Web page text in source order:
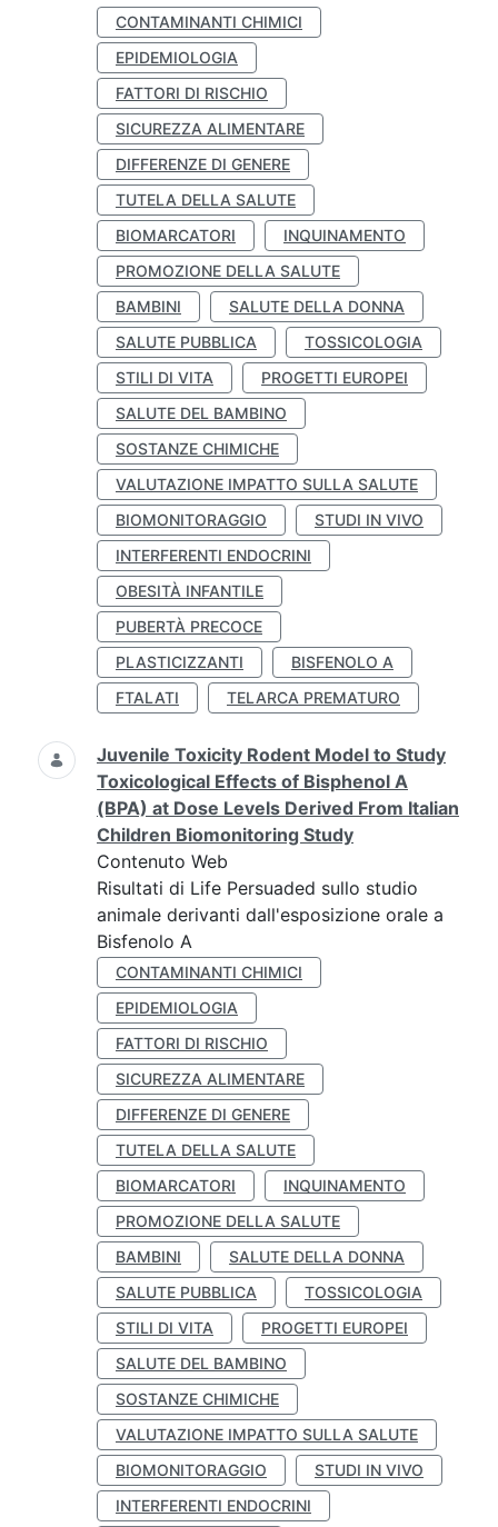
CONTAMINANTI CHIMICI
EPIDEMIOLOGIA
FATTORI DI RISCHIO
SICUREZZA ALIMENTARE
DIFFERENZE DI GENERE
TUTELA DELLA SALUTE
BIOMARCATORI
INQUINAMENTO
PROMOZIONE DELLA SALUTE
BAMBINI
SALUTE DELLA DONNA
SALUTE PUBBLICA
TOSSICOLOGIA
STILI DI VITA
PROGETTI EUROPEI
SALUTE DEL BAMBINO
SOSTANZE CHIMICHE
VALUTAZIONE IMPATTO SULLA SALUTE
BIOMONITORAGGIO
STUDI IN VIVO
INTERFERENTI ENDOCRINI
OBESITÀ INFANTILE
PUBERTÀ PRECOCE
PLASTICIZZANTI
BISFENOLO A
FTALATI
TELARCA PREMATURO
Juvenile Toxicity Rodent Model to Study
Toxicological Effects of Bisphenol A
(BPA) at Dose Levels Derived From Italian
Children Biomonitoring Study
Contenuto Web
Risultati di Life Persuaded sullo studio
animale derivanti dall'esposizione orale a
Bisfenolo A
CONTAMINANTI CHIMICI
EPIDEMIOLOGIA
FATTORI DI RISCHIO
SICUREZZA ALIMENTARE
DIFFERENZE DI GENERE
TUTELA DELLA SALUTE
BIOMARCATORI
INQUINAMENTO
PROMOZIONE DELLA SALUTE
BAMBINI
SALUTE DELLA DONNA
SALUTE PUBBLICA
TOSSICOLOGIA
STILI DI VITA
PROGETTI EUROPEI
SALUTE DEL BAMBINO
SOSTANZE CHIMICHE
VALUTAZIONE IMPATTO SULLA SALUTE
BIOMONITORAGGIO
STUDI IN VIVO
INTERFERENTI ENDOCRINI